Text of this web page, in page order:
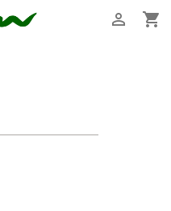

